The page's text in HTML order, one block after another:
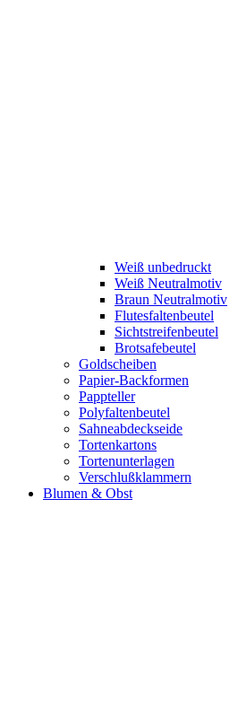
Weiß unbedruckt
Weiß Neutralmotiv
Braun Neutralmotiv
Flutesfaltenbeutel
Sichtstreifenbeutel
Brotsafebeutel
Goldscheiben
Papier-Backformen
Pappteller
Polyfaltenbeutel
Sahneabdeckseide
Tortenkartons
Tortenunterlagen
Verschlußklammern
Blumen & Obst